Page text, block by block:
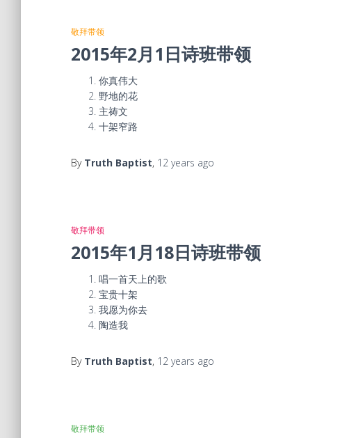
敬拜带领
2015年2月1日诗班带领
你真伟大
野地的花
主祷文
十架窄路
By Truth Baptist, 12 years ago
敬拜带领
2015年1月18日诗班带领
唱一首天上的歌
宝贵十架
我愿为你去
陶造我
By Truth Baptist, 12 years ago
敬拜带领